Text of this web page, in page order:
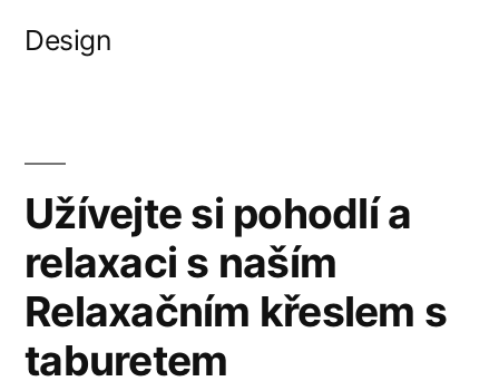
Design
Užívejte si pohodlí a
relaxaci s naším
Relaxačním křeslem s
taburetem